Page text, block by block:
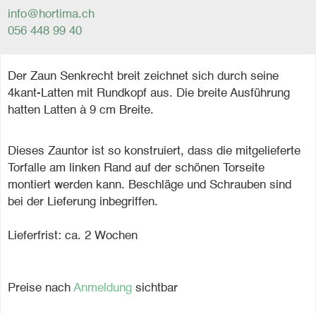
info@hortima.ch
056 448 99 40
Der Zaun Senkrecht breit zeichnet sich durch seine
4kant-Latten mit Rundkopf aus. Die breite Ausführung
hatten Latten à 9 cm Breite.
Dieses Zauntor ist so konstruiert, dass die mitgelieferte
Torfalle am linken Rand auf der schönen Torseite
montiert werden kann. Beschläge und Schrauben sind
bei der Lieferung inbegriffen.
Lieferfrist: ca. 2 Wochen
Preise nach Anmeldung sichtbar